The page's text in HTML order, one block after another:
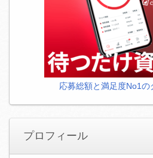
応募総額と満足度No1の
プロフィール